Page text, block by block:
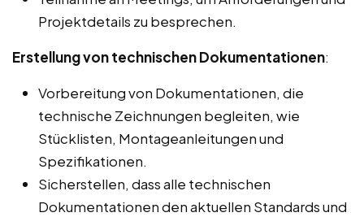
Projektdetails zu besprechen.
Erstellung von technischen Dokumentationen:
Vorbereitung von Dokumentationen, die
technische Zeichnungen begleiten, wie
Stücklisten, Montageanleitungen und
Spezifikationen.
Sicherstellen, dass alle technischen
Dokumentationen den aktuellen Standards und